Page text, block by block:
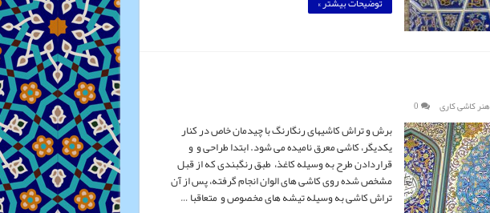
هنر کاشی کاری 0
برش و تراش کاشیهای رنگارنگ با چیدمان خاص در کنار
یکدیگر، کاشی معرق نامیده می شود. ابتدا طراحی و و
قراردادن طرح به وسیله کاغذ، طبق رنگبندی که از قبل
مشخص شده روی کاشی های الوان انجام گرفته، پس از آن
تراش کاشی به وسیله تیشه های مخصوص و متعاقبا …